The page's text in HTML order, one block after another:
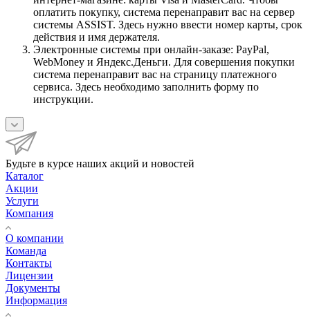
оплатить покупку, система перенаправит вас на сервер
системы ASSIST. Здесь нужно ввести номер карты, срок
действия и имя держателя.
Электронные системы при онлайн-заказе: PayPal,
WebMoney и Яндекс.Деньги. Для совершения покупки
система перенаправит вас на страницу платежного
сервиса. Здесь необходимо заполнить форму по
инструкции.
Будьте в курсе наших акций и новостей
Каталог
Акции
Услуги
Компания
О компании
Команда
Контакты
Лицензии
Документы
Информация